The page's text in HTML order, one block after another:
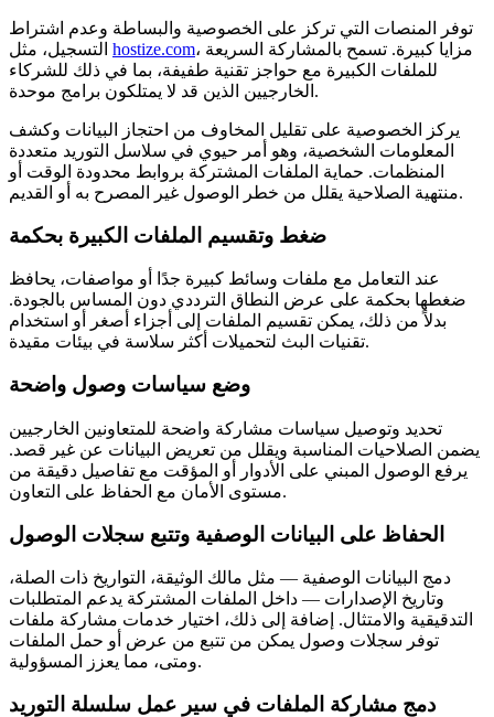
توفر المنصات التي تركز على الخصوصية والبساطة وعدم اشتراط
hostize.com، مزايا كبيرة. تسمح بالمشاركة السريعة
للملفات الكبيرة مع حواجز تقنية طفيفة، بما في ذلك للشركاء
الخارجيين الذين قد لا يمتلكون برامج موحدة.
يركز الخصوصية على تقليل المخاوف من احتجاز البيانات وكشف
المعلومات الشخصية، وهو أمر حيوي في سلاسل التوريد متعددة
المنظمات. حماية الملفات المشتركة بروابط محدودة الوقت أو
منتهية الصلاحية يقلل من خطر الوصول غير المصرح به أو القديم.
ضغط وتقسيم الملفات الكبيرة بحكمة
عند التعامل مع ملفات وسائط كبيرة جدًا أو مواصفات، يحافظ
ضغطها بحكمة على عرض النطاق الترددي دون المساس بالجودة.
بدلاً من ذلك، يمكن تقسيم الملفات إلى أجزاء أصغر أو استخدام
تقنيات البث لتحميلات أكثر سلاسة في بيئات مقيدة.
وضع سياسات وصول واضحة
تحديد وتوصيل سياسات مشاركة واضحة للمتعاونين الخارجيين
يضمن الصلاحيات المناسبة ويقلل من تعريض البيانات عن غير قصد.
يرفع الوصول المبني على الأدوار أو المؤقت مع تفاصيل دقيقة من
مستوى الأمان مع الحفاظ على التعاون.
الحفاظ على البيانات الوصفية وتتبع سجلات الوصول
دمج البيانات الوصفية — مثل مالك الوثيقة، التواريخ ذات الصلة،
وتاريخ الإصدارات — داخل الملفات المشتركة يدعم المتطلبات
التدقيقية والامتثال. إضافة إلى ذلك، اختيار خدمات مشاركة ملفات
توفر سجلات وصول يمكن من تتبع من عرض أو حمل الملفات
ومتى، مما يعزز المسؤولية.
دمج مشاركة الملفات في سير عمل سلسلة التوريد